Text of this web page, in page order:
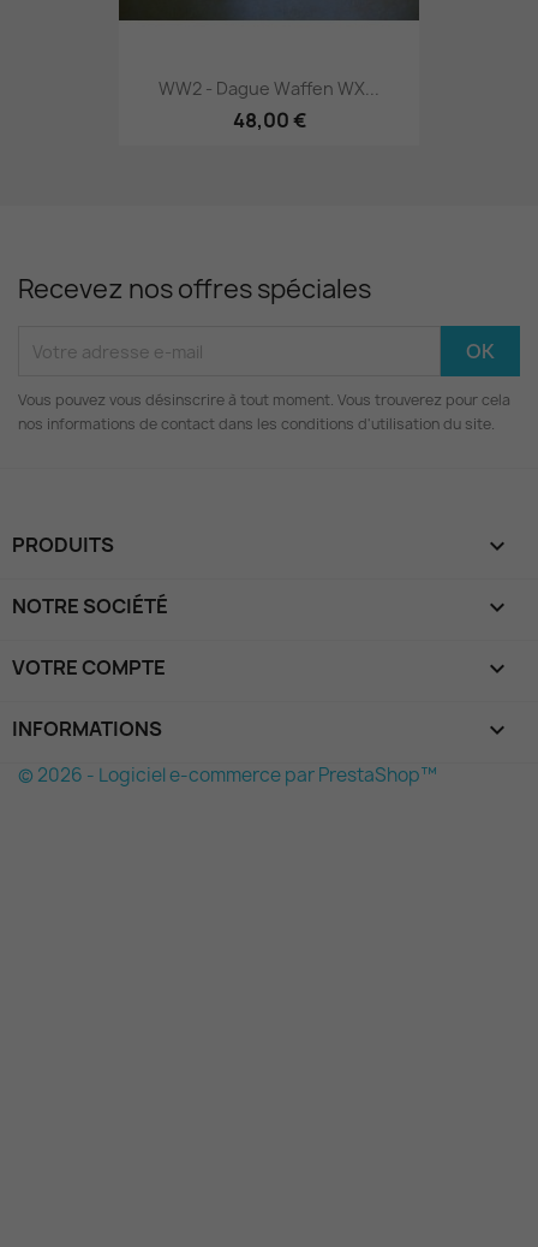
WW2 - Dague Waffen WX...
48,00 €
Recevez nos offres spéciales
Vous pouvez vous désinscrire à tout moment. Vous trouverez pour cela
nos informations de contact dans les conditions d'utilisation du site.
PRODUITS 
NOTRE SOCIÉTÉ 
VOTRE COMPTE 
INFORMATIONS keyboard_arrow_down
© 2026 - Logiciel e-commerce par PrestaShop™